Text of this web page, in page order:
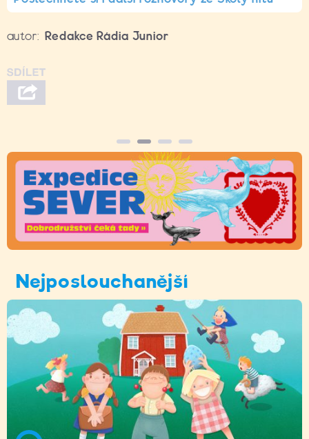
autor: Redakce Rádia Junior
Nejposlouchanější